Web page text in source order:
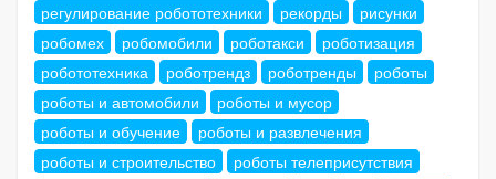
регулирование робототехники
рекорды
рисунки
робомех
робомобили роботакси
роботизация
робототехника
роботрендз роботренды
роботы
роботы и автомобили
роботы и мусор
роботы и обучение
роботы и развлечения
роботы и строительство
роботы телеприсутствия